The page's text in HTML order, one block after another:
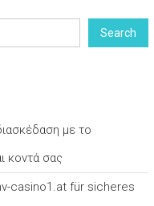
Search
με το
κοντά σας
casino1.at für sicheres